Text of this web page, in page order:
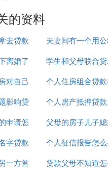
的资料
去贷款
夫妻间有一个用
贷款
离婚了
学生和父母联合
房
对自己
响吗
个人住房组合贷
影响贷
个人房产抵押贷
提示
申请怎
父母的房子儿子
贷款离婚
字贷款
个人征信报告怎
用卡贷款信息给
一方首 贷款父母不知道